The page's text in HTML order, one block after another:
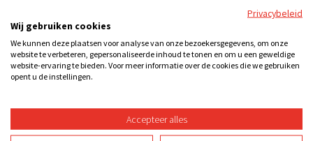
Gezelschappen:
Familie-uitjes
Populaire uitjes:
Dinner game
Privacybeleid
Wij gebruiken cookies
We kunnen deze plaatsen voor analyse van onze bezoekersgegevens, om onze
website te verbeteren, gepersonaliseerde inhoud te tonen en om u een geweldige
website-ervaring te bieden. Voor meer informatie over de cookies die we gebruiken
opent u de instellingen.
Accepteer alles